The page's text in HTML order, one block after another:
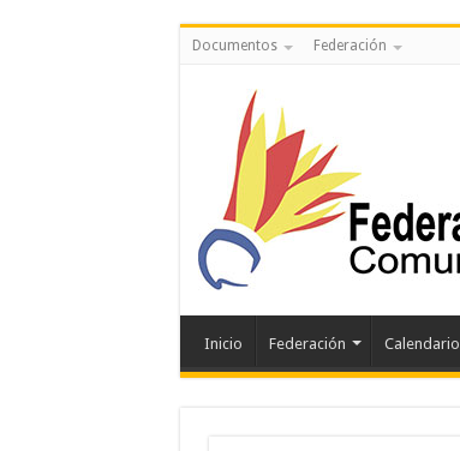
Documentos Federación
Inicio Federación Calendario